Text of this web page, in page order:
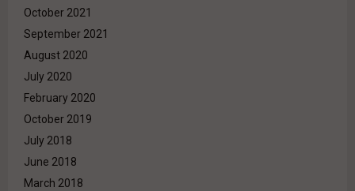
October 2021
September 2021
August 2020
July 2020
February 2020
October 2019
July 2018
June 2018
March 2018